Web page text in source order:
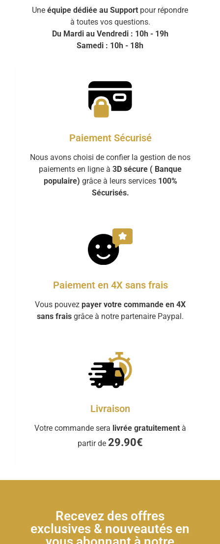
Une équipe dédiée au Support pour répondre
à toutes vos questions.
Du Mardi au Vendredi : 10h - 19h
Samedi : 10h - 18h
Paiement Sécurisé
Nous avons choisi de confier la gestion de nos
paiements en ligne à 3D sécure ( Banque
populaire) grâce à leurs services 100%
Sécurisés.
Paiement en 4X sans frais
Vous pouvez payer votre commande en 4X
sans frais grâce à notre partenaire Paypal.
Livraison
Votre commande sera livrée gratuitement à
partir de 29.90€
Recevez des offres
exclusives & nouveautés en